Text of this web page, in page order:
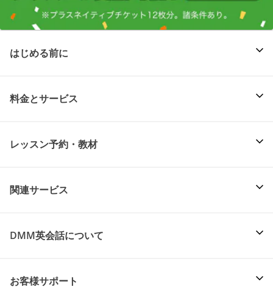
はじめる前に
料金とサービス
レッスン予約・教材
関連サービス
DMM英会話について
お客様サポート